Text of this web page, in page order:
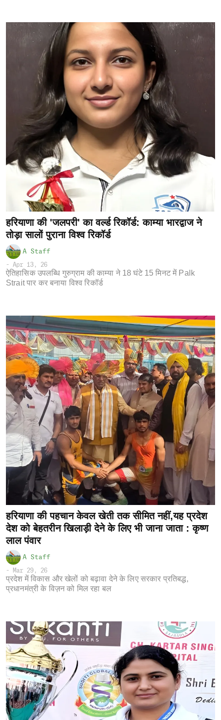
हरियाणा की 'जलपरी' का वर्ल्ड रिकॉर्ड: काम्या भारद्वाज ने
तोड़ा सालों पुराना विश्व रिकॉर्ड
A Staff
- Apr 13, 26
ऐतिहासिक उपलब्धि गुरुग्राम की काम्या ने 18 घंटे 15 मिनट में Palk
Strait पार कर बनाया विश्व रिकॉर्ड
हरियाणा की पहचान केवल खेती तक सीमित नहीं,यह प्रदेश
देश को बेहतरीन खिलाड़ी देने के लिए भी जाना जाता : कृष्ण
लाल पंवार
A Staff
- Mar 29, 26
प्रदेश में विकास और खेलों को बढ़ावा देने के लिए सरकार प्रतिबद्ध,
प्रधानमंत्री के विज़न को मिल रहा बल